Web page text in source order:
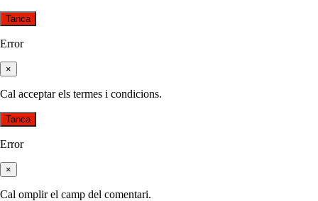
Tanca
Error
×
Cal acceptar els termes i condicions.
Tanca
Error
×
Cal omplir el camp del comentari.